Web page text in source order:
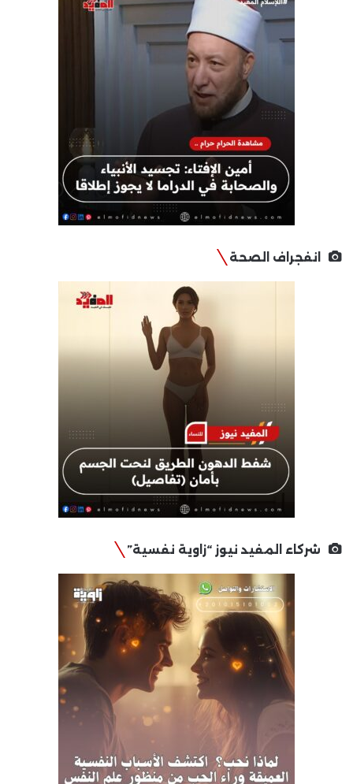
انفجراف الصحة
شركاء المفيد نيوز “زاوية نفسية”